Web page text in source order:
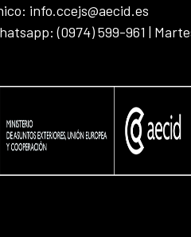
info.ccejs@aecid.es
(0974) 599-961 |